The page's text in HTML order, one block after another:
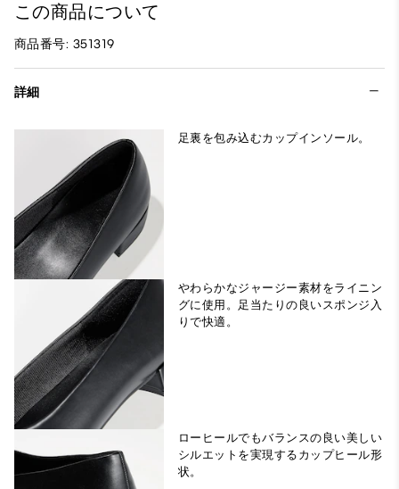
この商品について
商品番号: 351319
詳細
やわらかなジャージー素材をライニン
グに使用。足当たりの良いスポンジ入
ローヒールでもバランスの良い美しい
シルエットを実現するカップヒール形